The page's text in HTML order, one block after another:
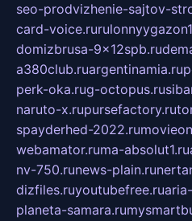
seo-prodvizhenie-sajtov-
card-voice.ru
domizbrusa-9x12spb.ru
a380club.ruargentinamia.ru
perk-oka.rug-octopus.ru
naruto-x.rupursefactory.ru
spayderhed-2022.ru
webamator.ruma-absolut1.ru
nv-750.runews-plain.ru
dizfiles.ruyoutubefree.ru
planeta-samara.ru